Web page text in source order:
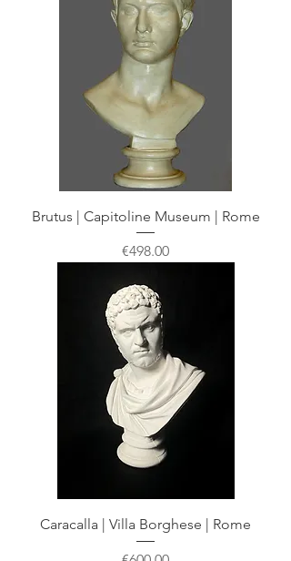
Brutus | Capitoline Museum | Rome
Price
€498.00
Caracalla | Villa Borghese | Rome